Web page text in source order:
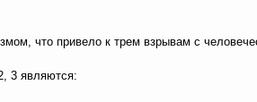
что привело к трем взрывам с
3 являются: